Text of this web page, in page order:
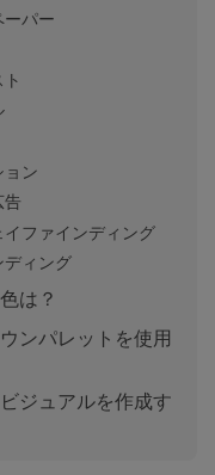
パー
ョン
告
ファインディング
ディング
は？
ンパレットを使用
ジュアルを作成す